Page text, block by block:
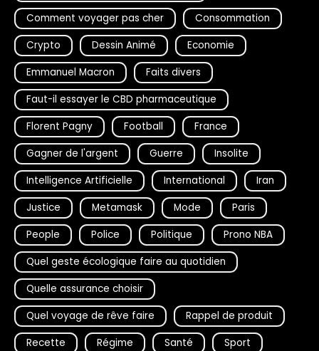
Comment voyager pas cher
Consommation
Crypto
Dessin Animé
Economie
Emmanuel Macron
Faits divers
Faut-il essayer le CBD pharmaceutique
Florent Pagny
Football
France
Gagner de l'argent
Guerre
Insolite
Intelligence Artificielle
International
Iran
Justice
Metamask Mode
Paris
People
Police Politique
Prono NBA
Quel geste écologique faire au quotidien
Quelle assurance choisir
Quel voyage de rêve faire
Rappel de produit
Recette
Régime Santé Sport